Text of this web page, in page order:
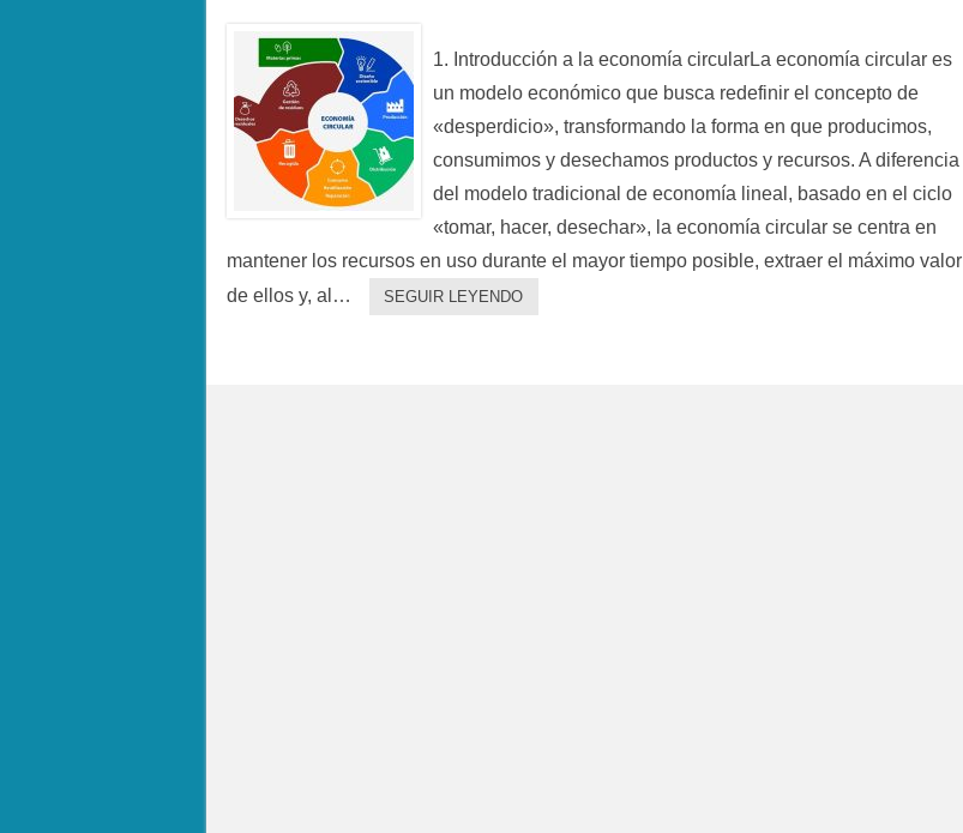
1. Introducción a la economía circularLa economía circular es
un modelo económico que busca redefinir el concepto de
«desperdicio», transformando la forma en que producimos,
consumimos y desechamos productos y recursos. A diferencia
del modelo tradicional de economía lineal, basado en el ciclo
«tomar, hacer, desechar», la economía circular se centra en
mantener los recursos en uso durante el mayor tiempo posible, extraer el máximo valor
de ellos y, al…
SEGUIR LEYENDO